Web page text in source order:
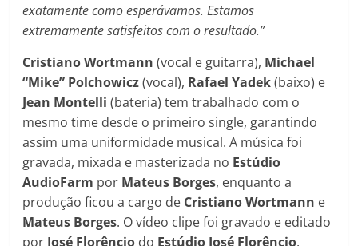
exatamente como esperávamos. Estamos
extremamente satisfeitos com o resultado.”
Cristiano Wortmann(vocal e guitarra), Michael
“Mike” Polchowicz(vocal), Rafael Yadek(baixo) e
Jean Montelli(bateria) tem trabalhado com o
mesmo time desde o primeiro single, garantindo
assim uma uniformidade musical. A música foi
gravada, mixada e masterizada no Estúdio
AudioFarm por Mateus Borges, enquanto a
produção ficou a cargo de Cristiano Wortmann e
Mateus Borges. O vídeo clipe foi gravado e editado
por José Florêncio do Estúdio José Florêncio,